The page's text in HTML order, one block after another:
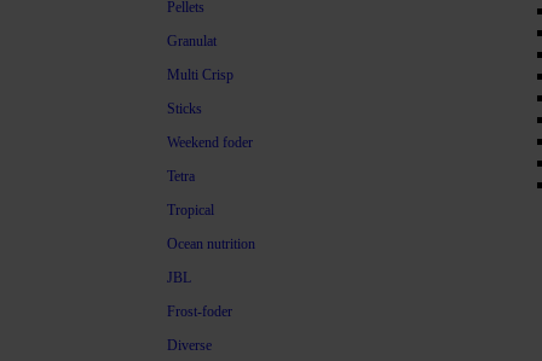
Pellets
Granulat
Multi Crisp
Sticks
Weekend foder
Tetra
Tropical
Ocean nutrition
JBL
Frost-foder
Diverse